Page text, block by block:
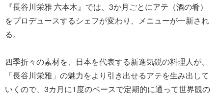
『長谷川栄雅 六本木』では、3か月ごとにアテ（酒の肴）
をプロデュースするシェフが変わり、メニューが一新され
る。
四季折々の素材を、日本を代表する新進気鋭の料理人が、
「長谷川栄雅」の魅力をより引き出せるアテを生み出して
いくので、3カ月に1度のペースで定期的に通って世界観の